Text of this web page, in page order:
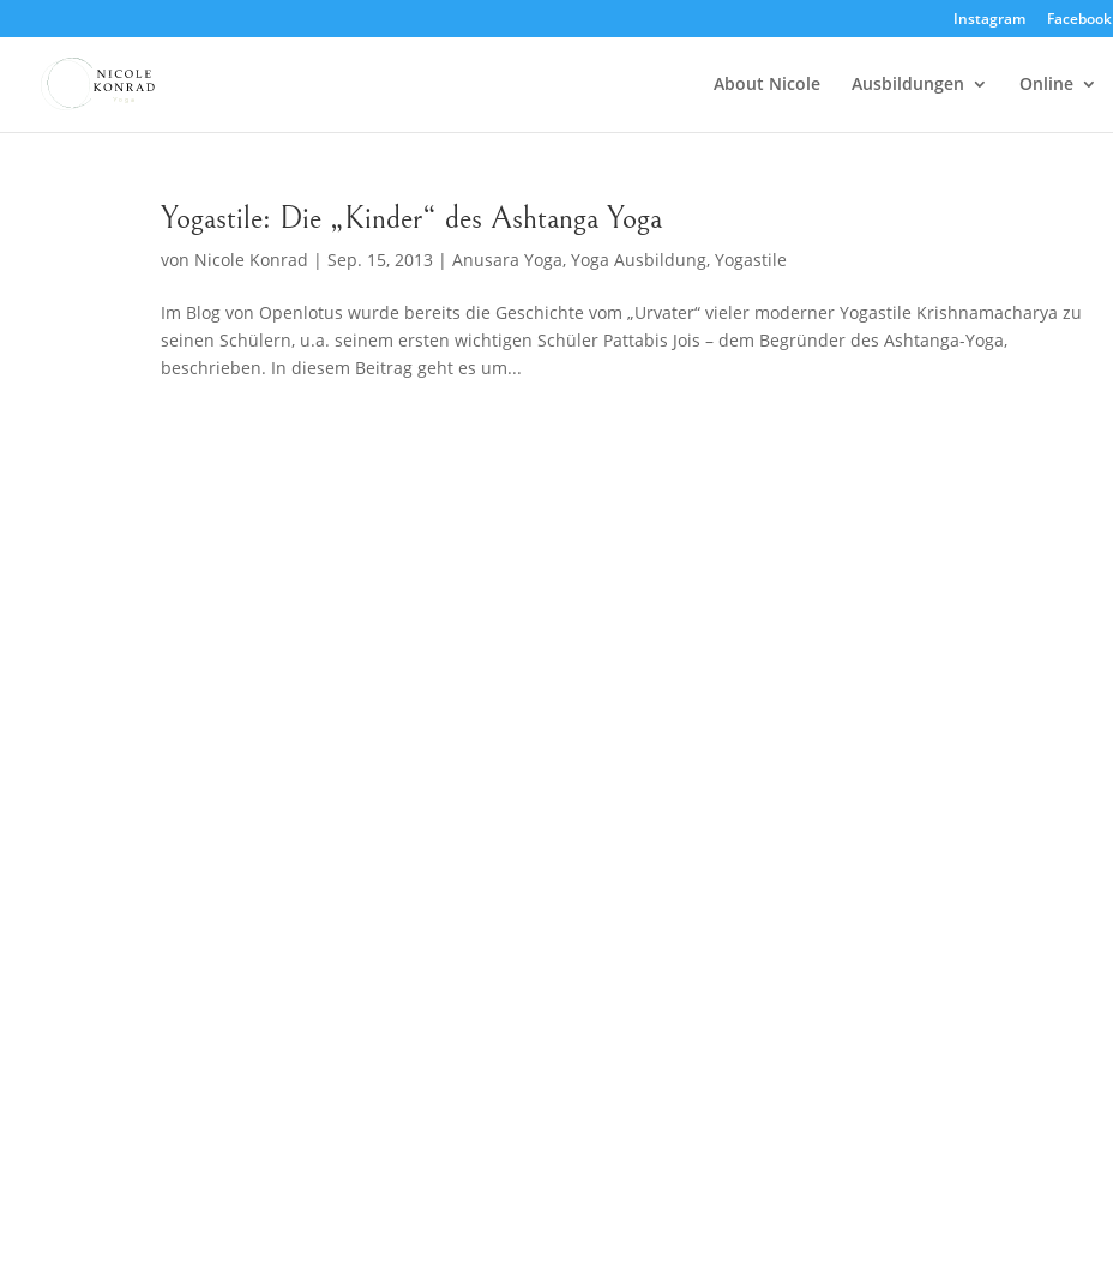
Instagram Facebook
About Nicole Ausbildungen Online
Yogastile: Die „Kinder“ des Ashtanga Yoga
von Nicole Konrad |Sep. 15, 2013 |Anusara Yoga,Yoga Ausbildung,Yogastile
Im Blog von Openlotus wurde bereits die Geschichte vom „Urvater“ vieler moderner Yogastile Krishnamacharya zu
seinen Schülern, u.a. seinem ersten wichtigen Schüler Pattabis Jois – dem Begründer des Ashtanga-Yoga,
beschrieben. In diesem Beitrag geht es um...